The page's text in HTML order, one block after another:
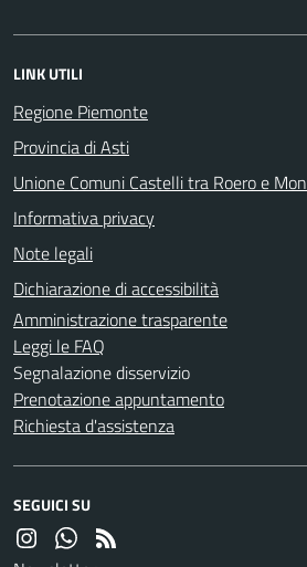
LINK UTILI
Regione Piemonte
Provincia di Asti
Unione Comuni Castelli tra Roero e
Informativa privacy
Note legali
Dichiarazione di accessibilità
Amministrazione trasparente
Leggi le FAQ
Segnalazione disservizio
Prenotazione appuntamento
Richiesta d'assistenza
SEGUICI SU